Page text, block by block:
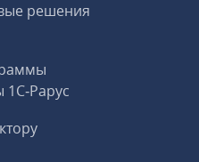
решения
1С‑Рарус